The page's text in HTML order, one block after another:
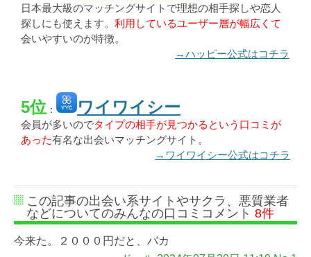
日本最大級のマッチングサイトで理想の相手探しや恋人
探しにも使えます。 利用しているユーザー層が幅広くて
会いやすいのが特徴。
→ハッピー公式はコチラ
5位 ： ワイワイシー
会員が多いのでタイプの相手が見つかるという口コミが
あった有名な出会いマッチングサイト。
→ワイワイシー公式はコチラ
この記事の出会い系サイトやサクラ、悪質業者
などについてのみんなの口コミコメント 8件
今来た。２０００円だと、バカ